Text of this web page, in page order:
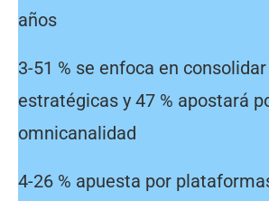
años
3-51 % se enfoca en
estratégicas y 47 % apostará
omnicanalidad
4-26 % apuesta por